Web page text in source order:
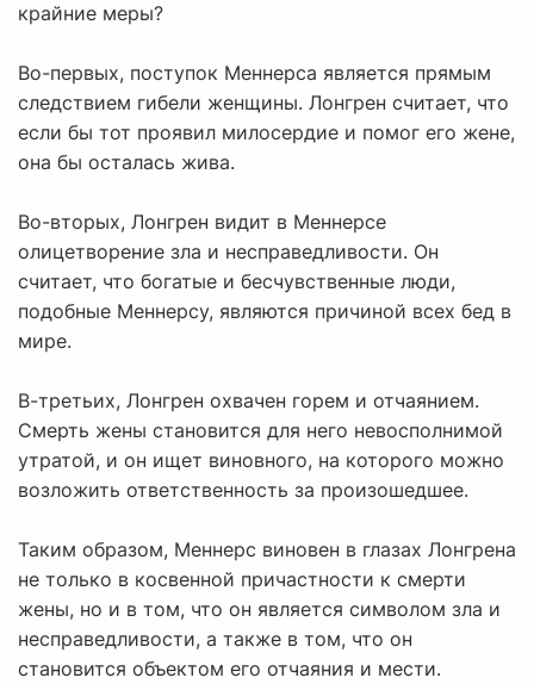
крайние меры?
Во-первых, поступок Меннерса является прямым
следствием гибели женщины. Лонгрен считает, что
если бы тот проявил милосердие и помог его жене,
она бы осталась жива.
Во-вторых, Лонгрен видит в Меннерсе
олицетворение зла и несправедливости. Он
считает, что богатые и бесчувственные люди,
подобные Меннерсу, являются причиной всех бед в
мире.
В-третьих, Лонгрен охвачен горем и отчаянием.
Смерть жены становится для него невосполнимой
утратой, и он ищет виновного, на которого можно
возложить ответственность за произошедшее.
Таким образом, Меннерс виновен в глазах Лонгрена
не только в косвенной причастности к смерти
жены, но и в том, что он является символом зла и
несправедливости, а также в том, что он
становится объектом его отчаяния и мести.